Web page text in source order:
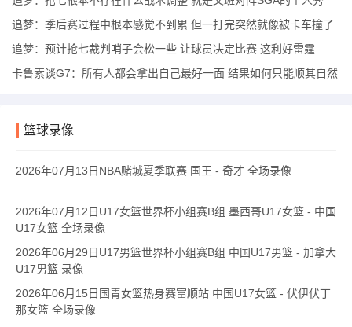
追梦：季后赛过程中根本感觉不到累 但一打完突然就像被卡车撞了
追梦：预计抢七裁判哨子会松一些 让球员决定比赛 这利好雷霆
卡鲁索谈G7：所有人都会拿出自己最好一面 结果如何只能顺其自然
篮球录像
2026年07月13日NBA赌城夏季联赛 国王 - 奇才 全场录像
2026年07月12日U17女篮世界杯小组赛B组 墨西哥U17女篮 - 中国
U17女篮 全场录像
2026年06月29日U17男篮世界杯小组赛B组 中国U17男篮 - 加拿大
U17男篮 录像
2026年06月15日国青女篮热身赛富顺站 中国U17女篮 - 伏伊伏丁
那女篮 全场录像